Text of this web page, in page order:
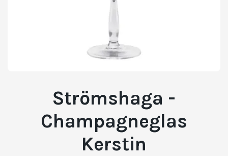
Strömshaga -
Champagneglas
Kerstin